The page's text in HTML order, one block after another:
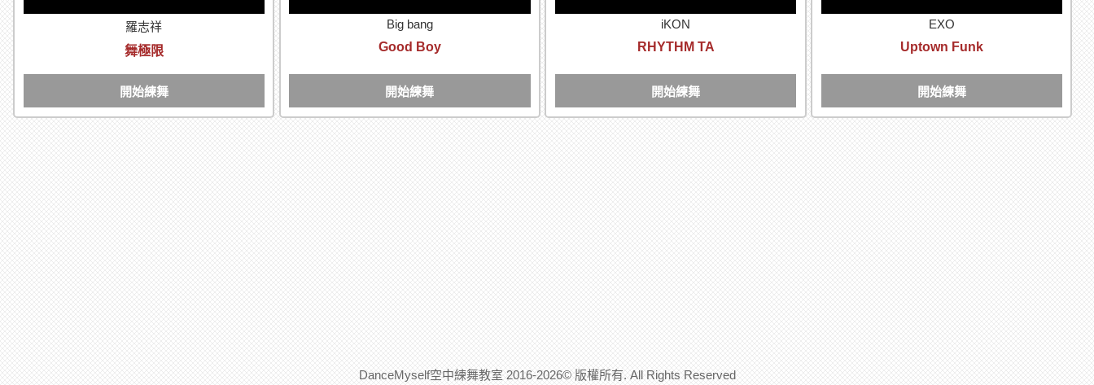
羅志祥
舞極限
開始練舞
Big bang
Good Boy
開始練舞
iKON
RHYTHM TA
開始練舞
EXO
Uptown Funk
開始練舞
DanceMyself空中練舞教室 2016-2026© 版權所有. All Rights Reserved